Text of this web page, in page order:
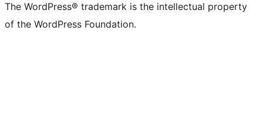
The WordPress® trademark is the intellectual property
of the WordPress Foundation.